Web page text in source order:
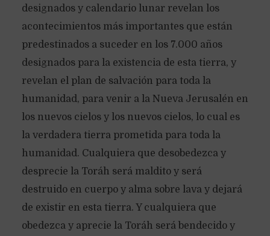
designados y calendario lunar revelan los
acontecimientos más importantes que están
predestinados a suceder en los 7.000 años
designados para la existencia de esta tierra, y
revelan el plan de salvación para toda la
humanidad, para venir a la Nueva Jerusalén en
los nuevos cielos y los nuevos cielos, lo cual es
la verdadera tierra prometida para toda la
humanidad. Cualquiera que desobedezca y
desprecie la Toráh será maldito y será
destruido en cuerpo y alma sobre lava y dejará
de existir en esta tierra. Y cualquiera que
obedezca y aprecie la Toráh será bendecido y